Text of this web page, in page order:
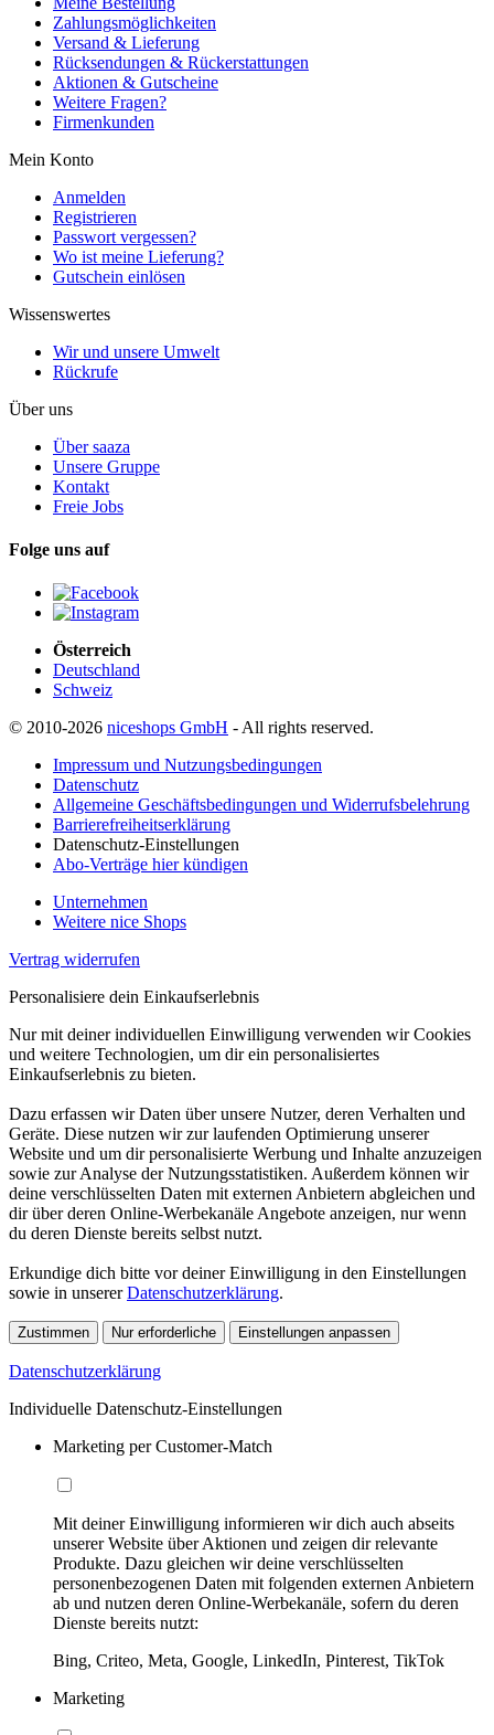
Zahlungsmöglichkeiten
Versand & Lieferung
Rücksendungen & Rückerstattungen
Aktionen & Gutscheine
Weitere Fragen?
Firmenkunden
Mein Konto
Anmelden
Registrieren
Passwort vergessen?
Wo ist meine Lieferung?
Gutschein einlösen
Wissenswertes
Wir und unsere Umwelt
Rückrufe
Über uns
Über saaza
Unsere Gruppe
Kontakt
Freie Jobs
Folge uns auf
Österreich
Deutschland
Schweiz
© 2010-2026 niceshops GmbH - All rights reserved.
Impressum und Nutzungsbedingungen
Datenschutz
Allgemeine Geschäftsbedingungen und Widerrufsbelehrung
Barrierefreiheitserklärung
Datenschutz-Einstellungen
Abo-Verträge hier kündigen
Unternehmen
Weitere nice Shops
Vertrag widerrufen
Personalisiere dein Einkaufserlebnis
Nur mit deiner individuellen Einwilligung verwenden wir Cookies
und weitere Technologien, um dir ein personalisiertes
Einkaufserlebnis zu bieten.
Dazu erfassen wir Daten über unsere Nutzer, deren Verhalten und
Geräte. Diese nutzen wir zur laufenden Optimierung unserer
Website und um dir personalisierte Werbung und Inhalte anzuzeigen
sowie zur Analyse der Nutzungsstatistiken. Außerdem können wir
deine verschlüsselten Daten mit externen Anbietern abgleichen und
dir über deren Online-Werbekanäle Angebote anzeigen, nur wenn
du deren Dienste bereits selbst nutzt.
Erkundige dich bitte vor deiner Einwilligung in den Einstellungen
sowie in unsererDatenschutzerklärung.
Zustimmen Nur erforderliche Einstellungen anpassen
Datenschutzerklärung
Individuelle Datenschutz-Einstellungen
Marketing per Customer-Match
Mit deiner Einwilligung informieren wir dich auch abseits
unserer Website über Aktionen und zeigen dir relevante
Produkte. Dazu gleichen wir deine verschlüsselten
personenbezogenen Daten mit folgenden externen Anbietern
ab und nutzen deren Online-Werbekanäle, sofern du deren
Dienste bereits nutzt:
Bing, Criteo, Meta, Google, LinkedIn, Pinterest, TikTok
Marketing